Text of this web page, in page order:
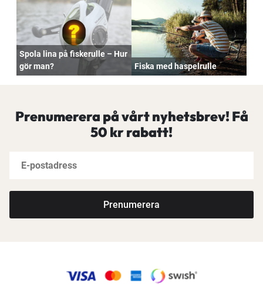
Spola lina på fiskerulle – Hur
gör man?
Fiska med haspelrulle
Prenumerera på vårt nyhetsbrev! Få
50 kr rabatt!
Prenumerera